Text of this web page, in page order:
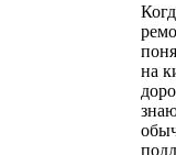
на